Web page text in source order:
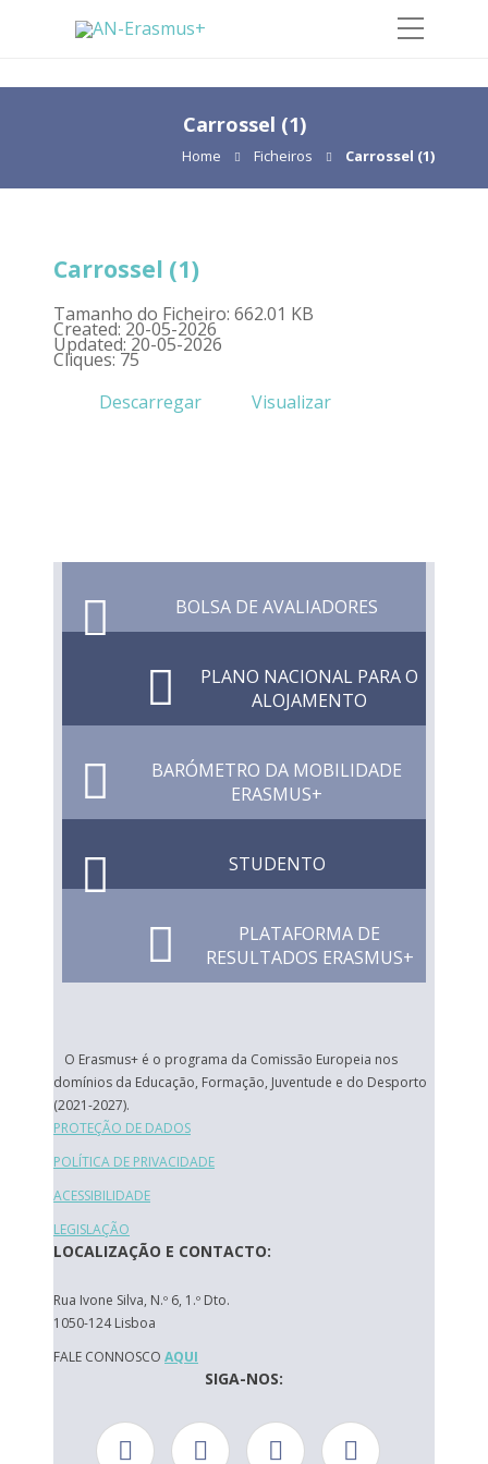
Carrossel (1)
Home Ficheiros Carrossel (1)
Carrossel (1)
Tamanho do Ficheiro: 662.01 KB
Created: 20-05-2026
Updated: 20-05-2026
Cliques: 75
Descarregar
Visualizar
BOLSA DE AVALIADORES
PLANO NACIONAL PARA O
ALOJAMENTO
BARÓMETRO DA MOBILIDADE
ERASMUS+
STUDENTO
PLATAFORMA DE
RESULTADOS ERASMUS+
O Erasmus+ é o programa da Comissão Europeia nos
domínios da Educação, Formação, Juventude e do Desporto
(2021-2027).
PROTEÇÃO DE DADOS
POLÍTICA DE PRIVACIDADE
ACESSIBILIDADE
LEGISLAÇÃO
LOCALIZAÇÃO E CONTACTO:
Rua Ivone Silva, N.º 6, 1.º Dto.
1050-124 Lisboa
FALE CONNOSCO AQUI
SIGA-NOS: